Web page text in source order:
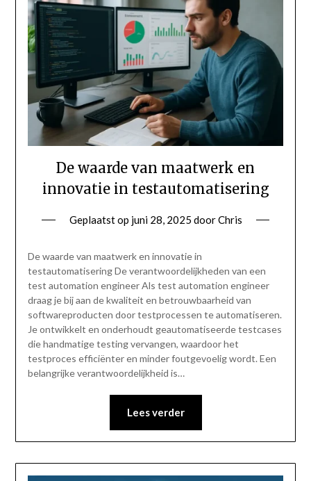
De waarde van maatwerk en
innovatie in testautomatisering
Geplaatst op juni 28, 2025 doorChris
De waarde van maatwerk en innovatie in
testautomatisering De verantwoordelijkheden van een
test automation engineer Als test automation engineer
draag je bij aan de kwaliteit en betrouwbaarheid van
softwareproducten door testprocessen te automatiseren.
Je ontwikkelt en onderhoudt geautomatiseerde testcases
die handmatige testing vervangen, waardoor het
testproces efficiënter en minder foutgevoelig wordt. Een
belangrijke verantwoordelijkheid is…
Lees verder